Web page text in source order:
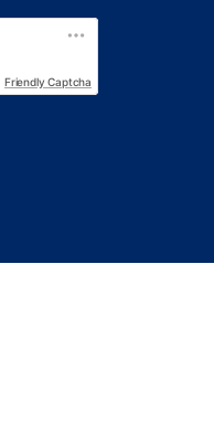
Friendly Captcha